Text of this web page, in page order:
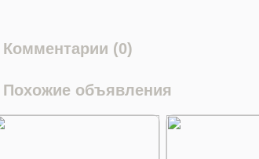
Комментарии (0)
Похожие объявления